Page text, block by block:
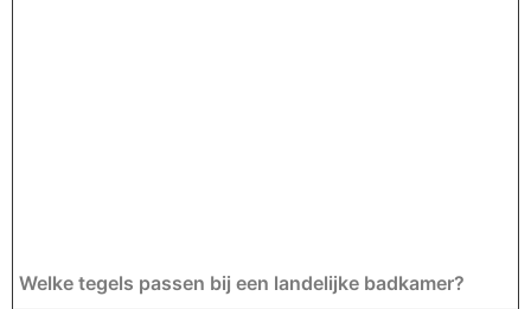
Welke tegels passen bij een landelijke badkamer?